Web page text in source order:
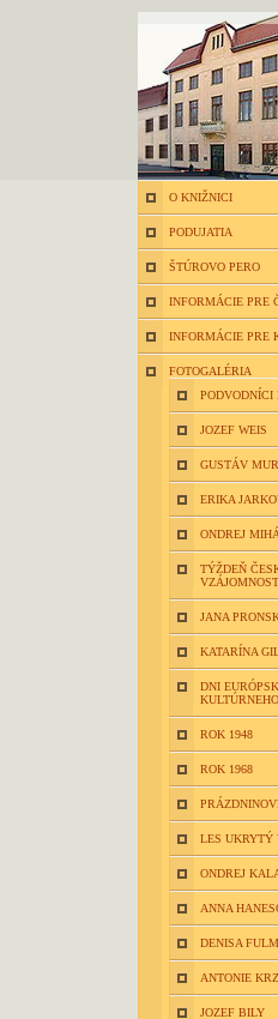
O KNIŽNICI
PODUJATIA
ŠTÚROVO PERO
INFORMÁCIE PRE
INFORMÁCIE PRE
FOTOGALÉRIA
PODVODNÍCI
JOZEF WEIS
GUSTÁV
ERIKA
ONDREJ
TÝŽDEŇ
JANA
KATARÍNA
DNI
ROK 1948
ROK 1968
LES UKRYTÝ
ONDREJ
ANNA
DENISA
ANTONIE
JOZEF BILY